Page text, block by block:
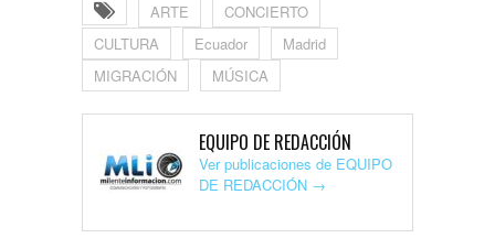
ARTE
CONCIERTO
CULTURA
Ecuador
Madrid
MIGRACIÓN
MÚSICA
EQUIPO DE REDACCIÓN
Ver publicaciones de EQUIPO
DE REDACCIÓN →